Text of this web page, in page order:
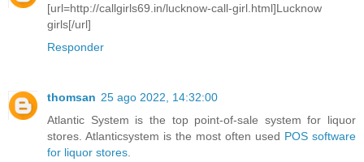
[url=http://callgirls69.in/lucknow-call-girl.html]Lucknow
girls[/url]
Responder
thomsan 25 ago 2022, 14:32:00
Atlantic System is the top point-of-sale system for liquor
stores. Atlanticsystem is the most often used POS software
for liquor stores